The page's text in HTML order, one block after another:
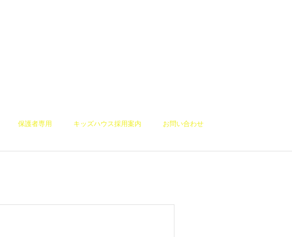
保護者専用 キッズハウス採用案内 お問い合わせ